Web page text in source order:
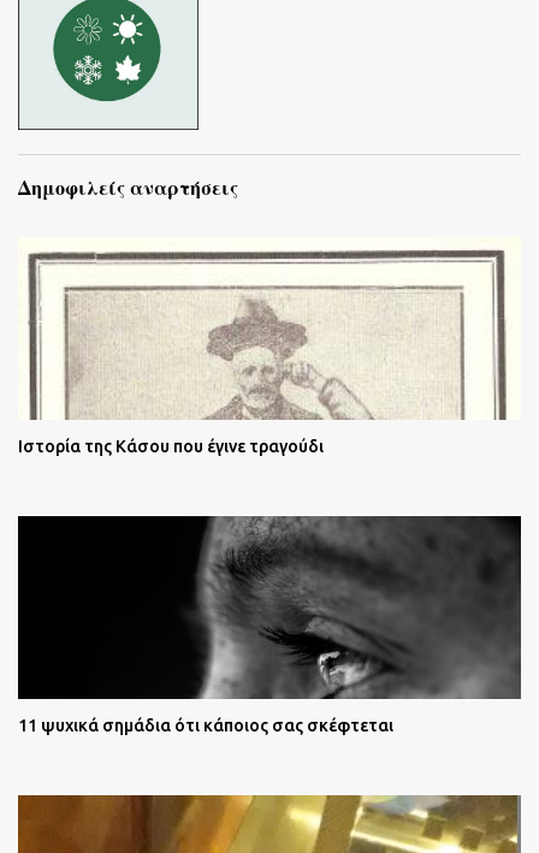
Δημοφιλείς αναρτήσεις
Ιστορία της Κάσου που έγινε τραγούδι
11 ψυχικά σημάδια ότι κάποιος σας σκέφτεται